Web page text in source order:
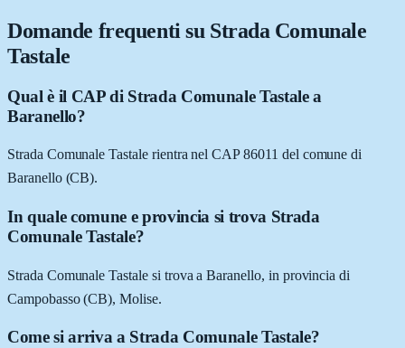
Domande frequenti su Strada Comunale
Tastale
Qual è il CAP di Strada Comunale Tastale a
Baranello?
Strada Comunale Tastale rientra nel CAP 86011 del comune di
Baranello (CB).
In quale comune e provincia si trova Strada
Comunale Tastale?
Strada Comunale Tastale si trova a Baranello, in provincia di
Campobasso (CB), Molise.
Come si arriva a Strada Comunale Tastale?